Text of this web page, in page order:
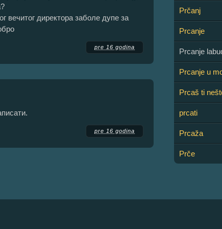
вечитог директора заболе дупе за
pre 16 godina
pre 16 godina
Prčanj
Prcanje
Prcanje
Prcanje u
Prcaš ti
prcati
Prcaža
Prče